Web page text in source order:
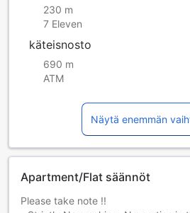
230 m
7 Eleven
käteisnosto
690 m
ATM
Näytä enemmän
Apartment/Flat säännöt
Please take note !!